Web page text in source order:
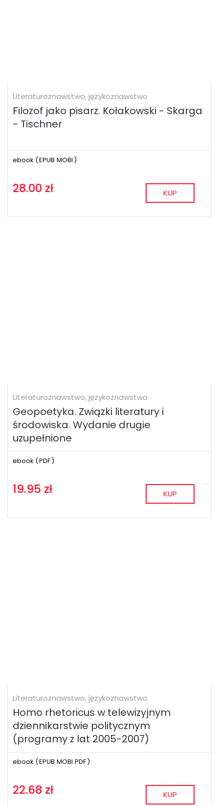
Literaturoznawstwo, językoznawstwo
Filozof jako pisarz. Kołakowski - Skarga
- Tischner
ebook (EPUB MOBI )
28.00 zł KUP
Literaturoznawstwo, językoznawstwo
Geopoetyka. Związki literatury i
środowiska. Wydanie drugie
uzupełnione
ebook (PDF)
19.95 zł KUP
Literaturoznawstwo, językoznawstwo
Homo rhetoricus w telewizyjnym
dziennikarstwie politycznym
(programy z lat 2005-2007)
ebook (EPUB MOBI PDF)
22.68 zł KUP